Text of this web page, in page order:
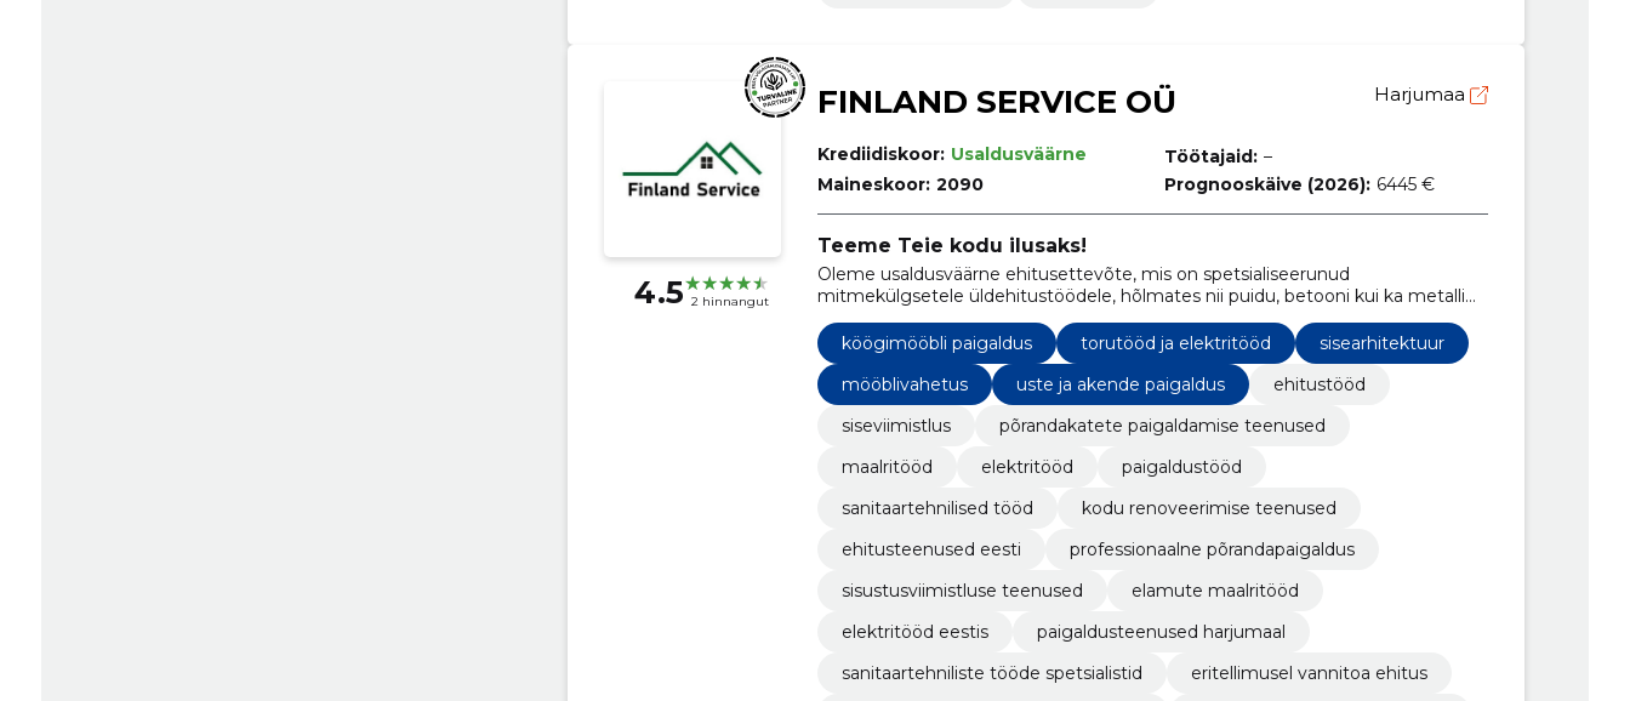
4.5 2 hinnangut
FINLAND SERVICE OÜ Harjumaa
Krediidiskoor: Usaldusväärne
Maineskoor: 2090
Töötajaid: –
Prognooskäive (2026): 6445 €
Teeme Teie kodu ilusaks!
Oleme usaldusväärne ehitusettevõte, mis on spetsialiseerunud
mitmekülgsetele üldehitustöödele, hõlmates nii puidu, betooni kui ka metalli
kasutamist.
köögimööbli paigaldus
torutööd ja elektritööd
sisearhitektuur
mööblivahetus
uste ja akende paigaldus
ehitustööd
siseviimistlus
põrandakatete paigaldamise teenused
maalritööd
elektritööd
paigaldustööd
sanitaartehnilised tööd
kodu renoveerimise teenused
ehitusteenused eesti
professionaalne põrandapaigaldus
sisustusviimistluse teenused
elamute maalritööd
elektritööd eestis
paigaldusteenused harjumaal
sanitaartehniliste tööde spetsialistid
eritellimusel vannitoa ehitus